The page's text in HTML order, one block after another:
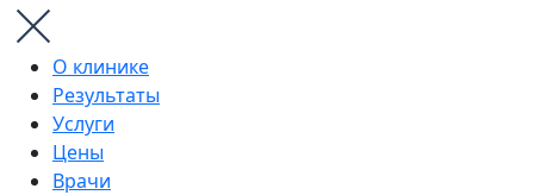
О клинике
Результаты
Услуги
Цены
Врачи